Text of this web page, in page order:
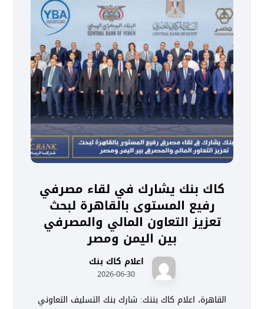
كاك بنك يشارك في لقاء مصرفي
رفيع المستوى بالقاهرة لبحث
تعزيز التعاون المالي والمصرفي
بين اليمن ومصر
اعلام كاك بنك
2026-06-30
القاهرة، اعلام كاك بننك: شارك بنك التسليف التعاوني